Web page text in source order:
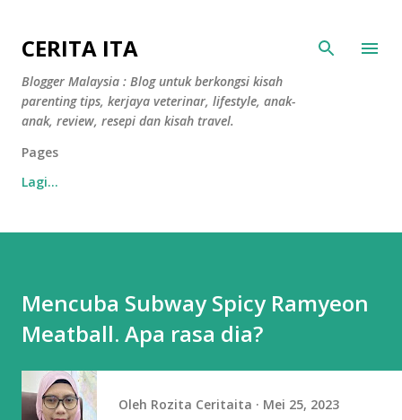
CERITA ITA
Blogger Malaysia : Blog untuk berkongsi kisah
parenting tips, kerjaya veterinar, lifestyle, anak-
anak, review, resepi dan kisah travel.
Pages
Lagi…
Mencuba Subway Spicy Ramyeon
Meatball. Apa rasa dia?
Oleh Rozita Ceritaita Mei 25, 2023